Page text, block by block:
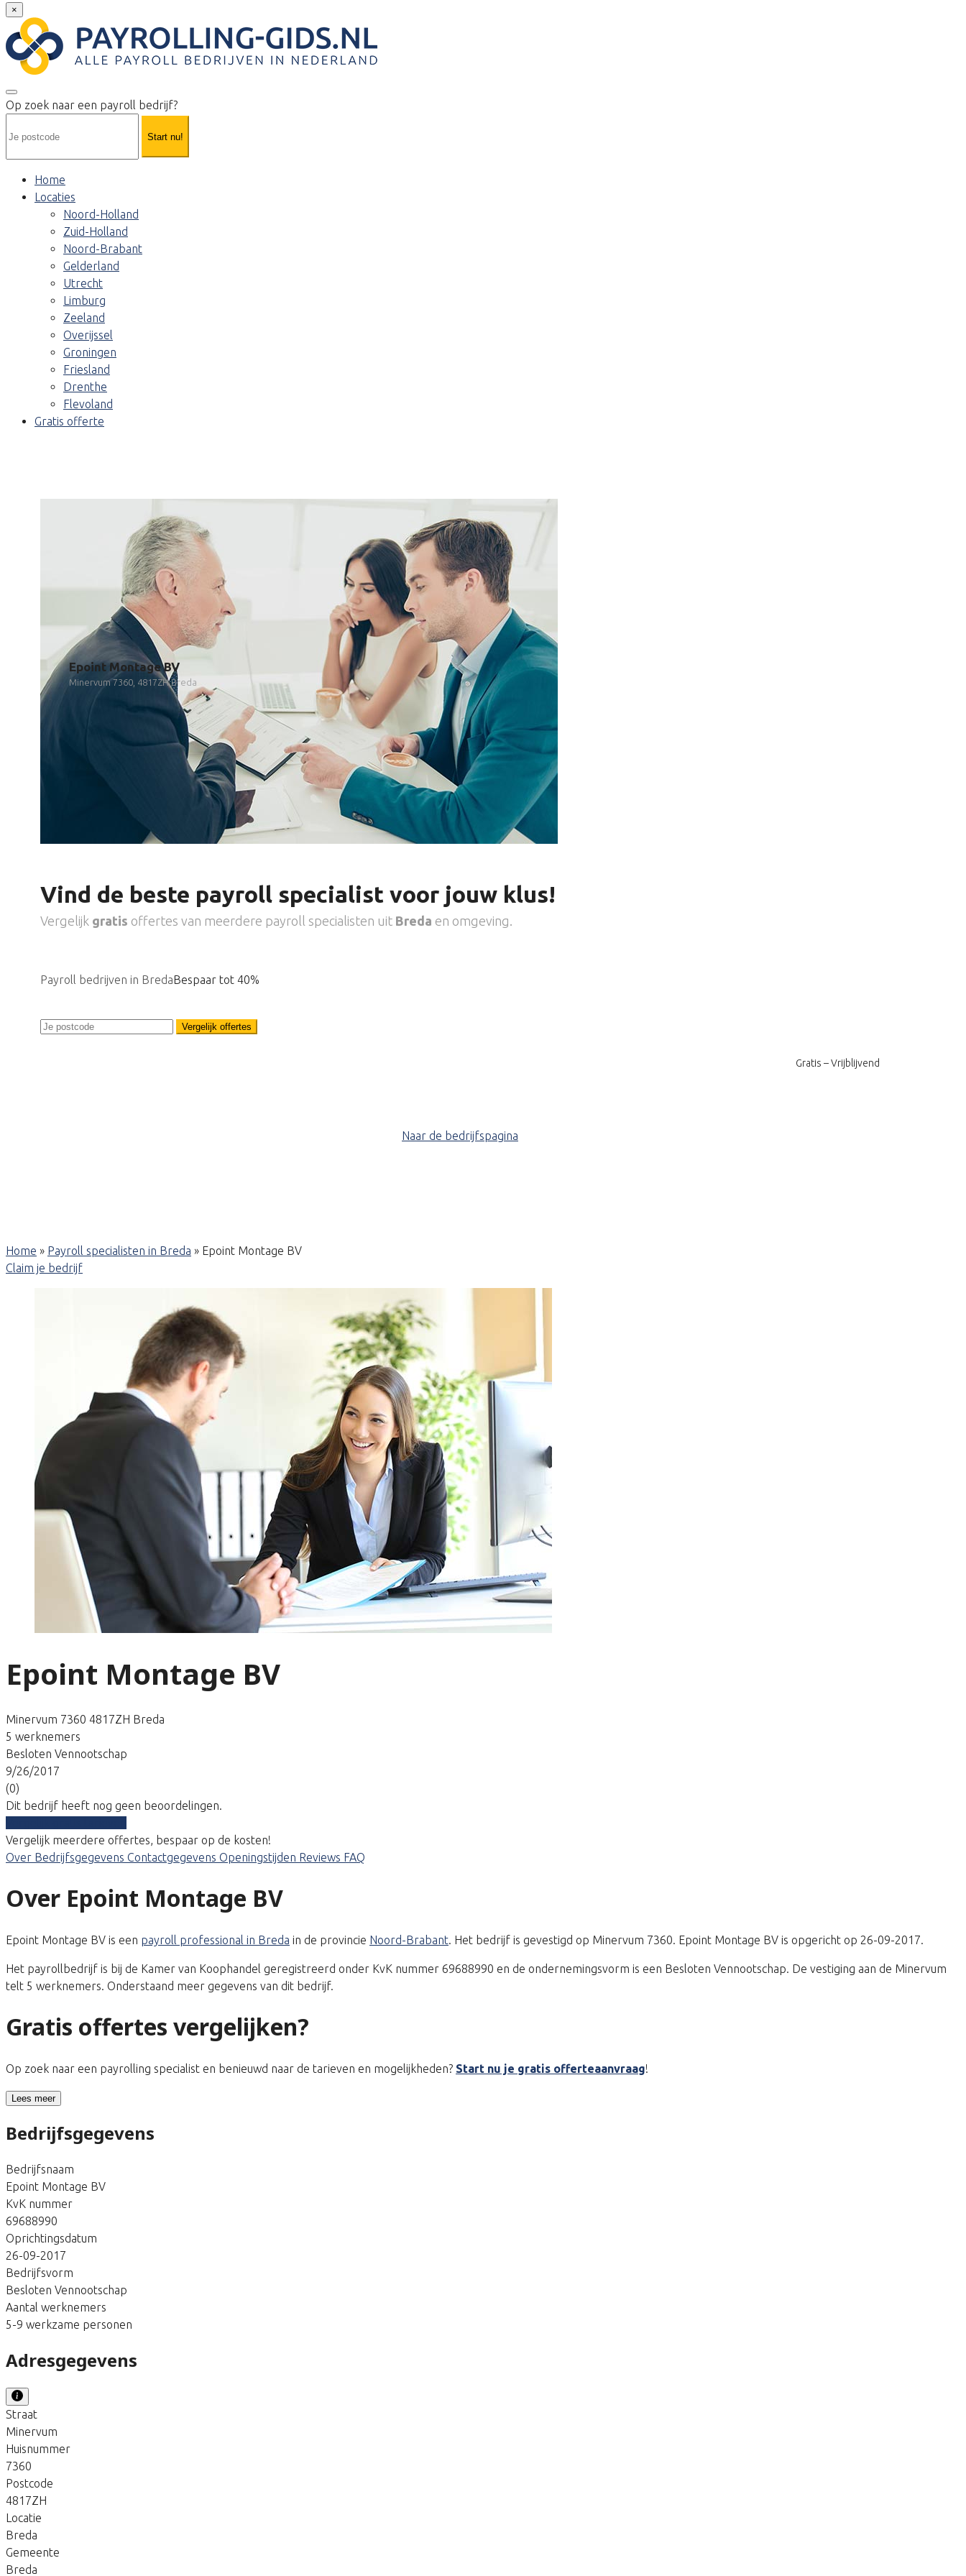
×
Op zoek naar een payroll bedrijf?
Start nu!
Home
Locaties
Noord-Holland
Zuid-Holland
Noord-Brabant
Gelderland
Utrecht
Limburg
Zeeland
Overijssel
Groningen
Friesland
Drenthe
Flevoland
Gratis offerte
Epoint Montage BV
Minervum 7360, 4817ZH Breda
Vind de beste payroll specialist voor jouw klus!
Vergelijk gratis offertes van meerdere payroll specialisten uit Breda en omgeving.
Payroll bedrijven in BredaBespaar tot 40%
Vergelijk offertes
Gratis – Vrijblijvend
Naar de bedrijfspagina
Home » Payroll specialisten in Breda » Epoint Montage BV
Claim je bedrijf
Epoint Montage BV
Minervum 7360 4817ZH Breda
5 werknemers
Besloten Vennootschap
9/26/2017
(0)
Dit bedrijf heeft nog geen beoordelingen.
Vergelijk meerdere offertes, bespaar op de kosten!
Over Bedrijfsgegevens Contactgegevens Openingstijden Reviews FAQ
Over Epoint Montage BV
Epoint Montage BV is een payroll professional in Breda in de provincie Noord-Brabant. Het bedrijf is gevestigd op Minervum 7360. Epoint Montage BV is opgericht op 26-09-2017.
Het payrollbedrijf is bij de Kamer van Koophandel geregistreerd onder KvK nummer 69688990 en de ondernemingsvorm is een Besloten Vennootschap. De vestiging aan de Minervum
telt 5 werknemers. Onderstaand meer gegevens van dit bedrijf.
Gratis offertes vergelijken?
Op zoek naar een payrolling specialist en benieuwd naar de tarieven en mogelijkheden? Start nu je gratis offerteaanvraag!
Lees meer
Bedrijfsgegevens
Bedrijfsnaam
Epoint Montage BV
KvK nummer
69688990
Oprichtingsdatum
26-09-2017
Bedrijfsvorm
Besloten Vennootschap
Aantal werknemers
5-9 werkzame personen
Adresgegevens
Straat
Minervum
Huisnummer
7360
Postcode
4817ZH
Locatie
Breda
Gemeente
Breda